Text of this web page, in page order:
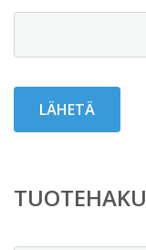
TUOTEHAKU